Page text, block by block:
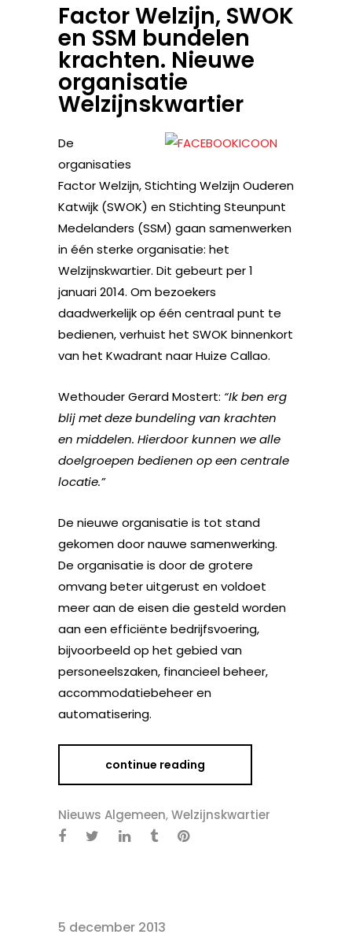
Factor Welzijn, SWOK
en SSM bundelen
krachten. Nieuwe
organisatie
Welzijnskwartier
De
organisaties
Factor Welzijn, Stichting Welzijn Ouderen
Katwijk (SWOK) en Stichting Steunpunt
Medelanders (SSM) gaan samenwerken
in één sterke organisatie: het
Welzijnskwartier. Dit gebeurt per 1
januari 2014. Om bezoekers
daadwerkelijk op één centraal punt te
bedienen, verhuist het SWOK binnenkort
van het Kwadrant naar Huize Callao.
Wethouder Gerard Mostert: “Ik ben erg
blij met deze bundeling van krachten
en middelen. Hierdoor kunnen we alle
doelgroepen bedienen op een centrale
locatie.”
De nieuwe organisatie is tot stand
gekomen door nauwe samenwerking.
De organisatie is door de grotere
omvang beter uitgerust en voldoet
meer aan de eisen die gesteld worden
aan een efficiënte bedrijfsvoering,
bijvoorbeeld op het gebied van
personeelszaken, financieel beheer,
accommodatiebeheer en
automatisering.
continue reading
Nieuws Algemeen,Welzijnskwartier
5 december 2013